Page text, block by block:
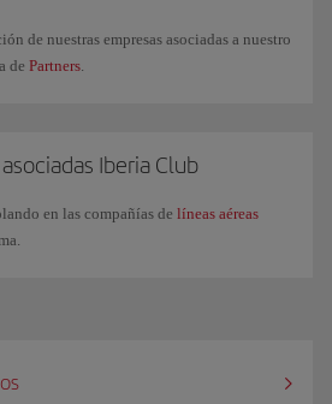
nuestra página de
de nuestras empresas asociadas a nuestro
de Partners.
Iberia Club
en las compañías de líneas aéreas